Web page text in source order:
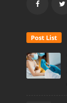
Post List